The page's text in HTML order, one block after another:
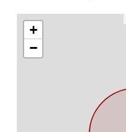
+
−